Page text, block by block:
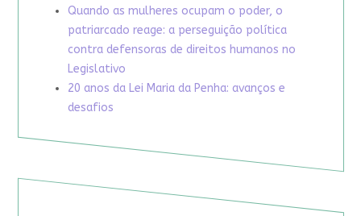
Quando as mulheres ocupam o poder, o
patriarcado reage: a perseguição política
contra defensoras de direitos humanos no
Legislativo
20 anos da Lei Maria da Penha: avanços e
desafios